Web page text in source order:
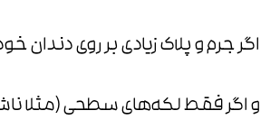
اگر جرم و پلاک زیادی بر روی
و اگر فقط لکه‌های سطحی (مثلا